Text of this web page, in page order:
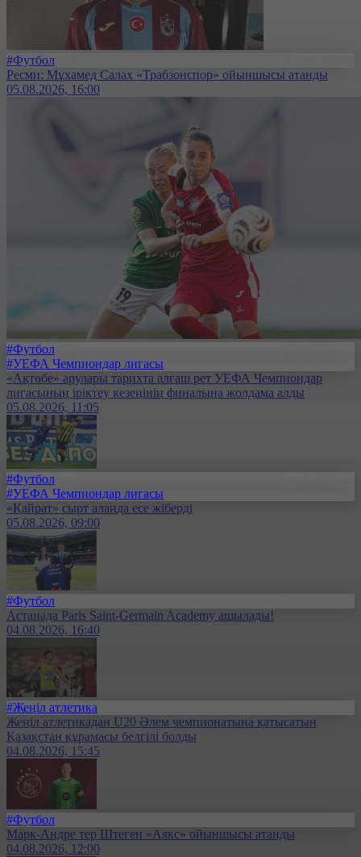
#Футбол
Ресми: Мұхамед Салах «Трабзонспор» ойыншысы атанды
05.08.2026, 16:00
#Футбол
#УЕФА Чемпиондар лигасы
«Ақтөбе» арулары тарихта алғаш рет УЕФА Чемпиондар
лигасының іріктеу кезеңінің финалына жолдама алды
05.08.2026, 11:05
#Футбол
#УЕФА Чемпиондар лигасы
«Қайрат» сырт алаңда есе жіберді
05.08.2026, 09:00
#Футбол
Астанада Paris Saint-Germain Academy ашылады!
04.08.2026, 16:40
#Жеңіл атлетика
Жеңіл атлетикадан U20 Әлем чемпионатына қатысатын
Қазақстан құрамасы белгілі болды
04.08.2026, 15:45
#Футбол
Марк-Андре тер Штеген «Аякс» ойыншысы атанды
04.08.2026, 12:00